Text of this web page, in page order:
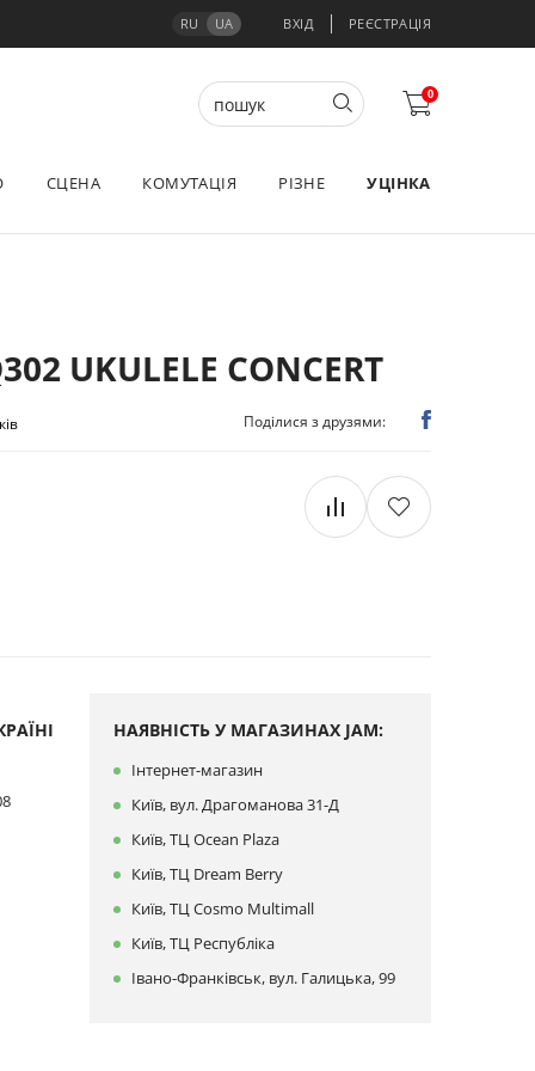
RU UA ВХІД РЕЄСТРАЦІЯ
0
СЦЕНА КОМУТАЦІЯ РІЗНЕ УЦІНКА
UKULELE CONCERT
Поділися з друзями:
НАЯВНІСТЬ У МАГАЗИНАХ JAM:
Інтернет-магазин
Київ, вул. Драгоманова 31-Д
Київ, ТЦ Ocean Plaza
Київ, ТЦ Dream Berry
Київ, ТЦ Cosmo Multimall
Київ, ТЦ Республіка
Івано-Франківськ, вул. Галицька, 99